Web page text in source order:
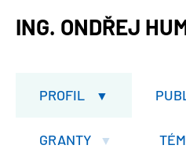
STUDIUM
VÝZKUM
FAKULTA
ING. ONDŘEJ
PROFIL
GRANTY